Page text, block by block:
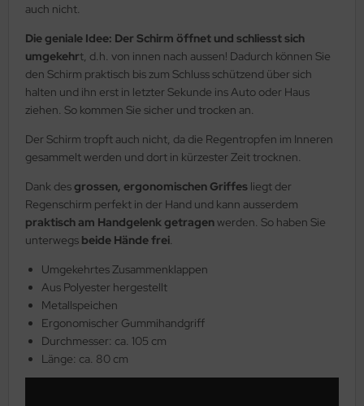
auch nicht.
Die geniale Idee: Der Schirm öffnet und schliesst sich
umgekehrt, d.h. von innen nach aussen! Dadurch können Sie
den Schirm praktisch bis zum Schluss schützend über sich
halten und ihn erst in letzter Sekunde ins Auto oder Haus
ziehen. So kommen Sie sicher und trocken an.
Der Schirm tropft auch nicht, da die Regentropfen im Inneren
gesammelt werden und dort in kürzester Zeit trocknen.
Dank desgrossen, ergonomischen Griffes liegt der
Regenschirm perfekt in der Hand und kann ausserdem
praktisch am Handgelenk getragenwerden. So haben Sie
unterwegs beide Hände frei.
Umgekehrtes Zusammenklappen
Aus Polyester hergestellt
Metallspeichen
Ergonomischer Gummihandgriff
Durchmesser: ca. 105 cm
Länge: ca. 80 cm